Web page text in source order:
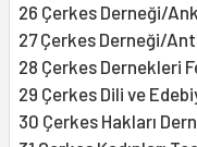
26 Çerkes Derneği/
27 Çerkes Derneği/
28 Çerkes Dernekleri
29 Çerkes Dili ve
30 Çerkes Hakları